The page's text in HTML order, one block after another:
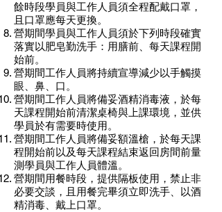
餘時段學員與工作人員須全程配戴口罩，
且口罩應每天更換。
營期間學員與工作人員須於下列時段確實
落實以肥皂勤洗手：用膳前、每天課程開
始前。
營期間工作人員將持續宣導減少以手觸摸
眼、鼻、口。
營期間工作人員將備妥酒精消毒液，於每
天課程開始前清潔桌椅與上課環境，並供
學員於有需要時使用。
營期間工作人員將備妥額溫槍，於每天課
程開始前以及每天課程結束返回房間前量
測學員與工作人員體溫。
營期間用餐時段，提供隔板使用，禁止非
必要交談，且用餐完畢須立即洗手、以酒
精消毒、戴上口罩。